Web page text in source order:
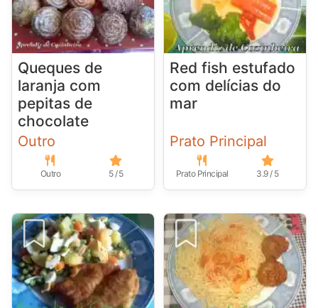
Queques de
laranja com
pepitas de
chocolate
Outro
Outro 5 / 5
Red fish estufado
com delícias do
mar
Prato Principal
Prato Principal 3.9 / 5